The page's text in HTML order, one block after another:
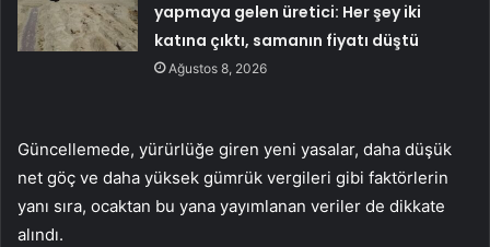
yapmaya gelen üretici: Her şey iki
katına çıktı, samanın fiyatı düştü
Ağustos 8, 2026
Güncellemede, yürürlüğe giren yeni yasalar, daha düşük
net göç ve daha yüksek gümrük vergileri gibi faktörlerin
yanı sıra, ocaktan bu yana yayımlanan veriler de dikkate
alındı.